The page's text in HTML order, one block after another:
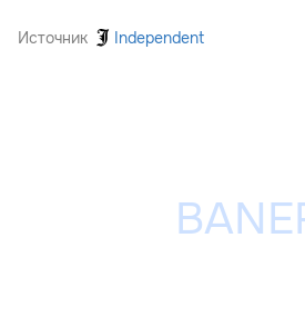
Источник Independent